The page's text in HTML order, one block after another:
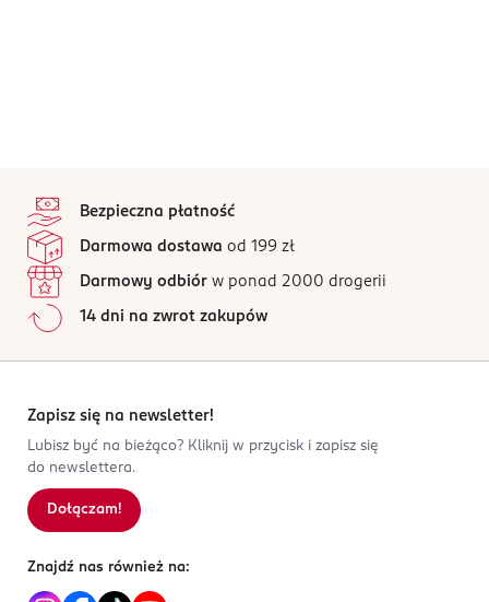
Bezpieczna płatność
Darmowa dostawa od 199 zł
Darmowy odbiór w ponad 2000 drogerii
14 dni na zwrot zakupów
Zapisz się na newsletter!
Lubisz być na bieżąco? Kliknij w przycisk i zapisz się
do newslettera.
Dołączam!
Znajdź nas również na: